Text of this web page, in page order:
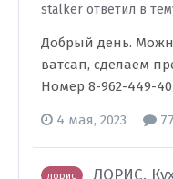
stalker ответил в
Добрый день.
ватсап, сделаем
Номер 8-962-449-
4 мая, 2023
лорис
ЛОРИС.